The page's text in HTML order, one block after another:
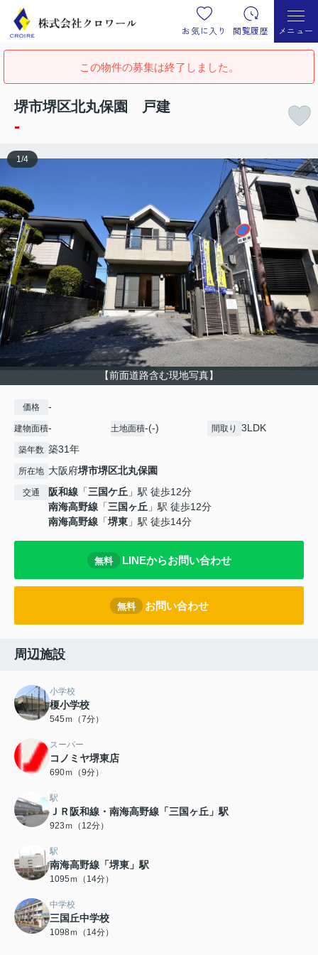
お気に入り 閲覧履歴 メニュー
この物件の募集は終了しました。
堺市堺区北丸保園 戸建
-
【前面道路含む現地写真】
1 /4
価格 -
建物面積- 土地面積-(-) 間取り 3LDK
築年数 築31年
所在地 大阪府堺市堺区北丸保園
交通 阪和線 「三国ケ丘 」駅 徒歩12分
南海高野線 「三国ヶ丘 」駅 徒歩12分
南海高野線 「堺東 」駅 徒歩14分
無料 LINEからお問い合わせ
無料 お問い合わせ
周辺施設
小学校
榎小学校
545ｍ（7分）
スーパー
コノミヤ堺東店
690ｍ（9分）
駅
ＪＲ阪和線・南海高野線「三国ヶ丘」駅
923ｍ（12分）
駅
南海高野線「堺東」駅
1095ｍ（14分）
中学校
三国丘中学校
1098ｍ（14分）